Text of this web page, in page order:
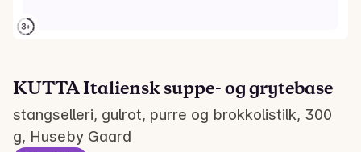
KUTTA Italiensk suppe- og grytebase
stangselleri, gulrot, purre og brokkolistilk, 300
g, Huseby Gaard